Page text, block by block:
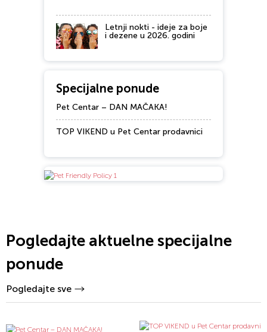
Letnji nokti - ideje za boje
i dezene u 2026. godini
Specijalne ponude
Pet Centar – DAN MAČAKA!
TOP VIKEND u Pet Centar prodavnici
Pogledajte aktuelne specijalne
ponude
Pogledajte sve